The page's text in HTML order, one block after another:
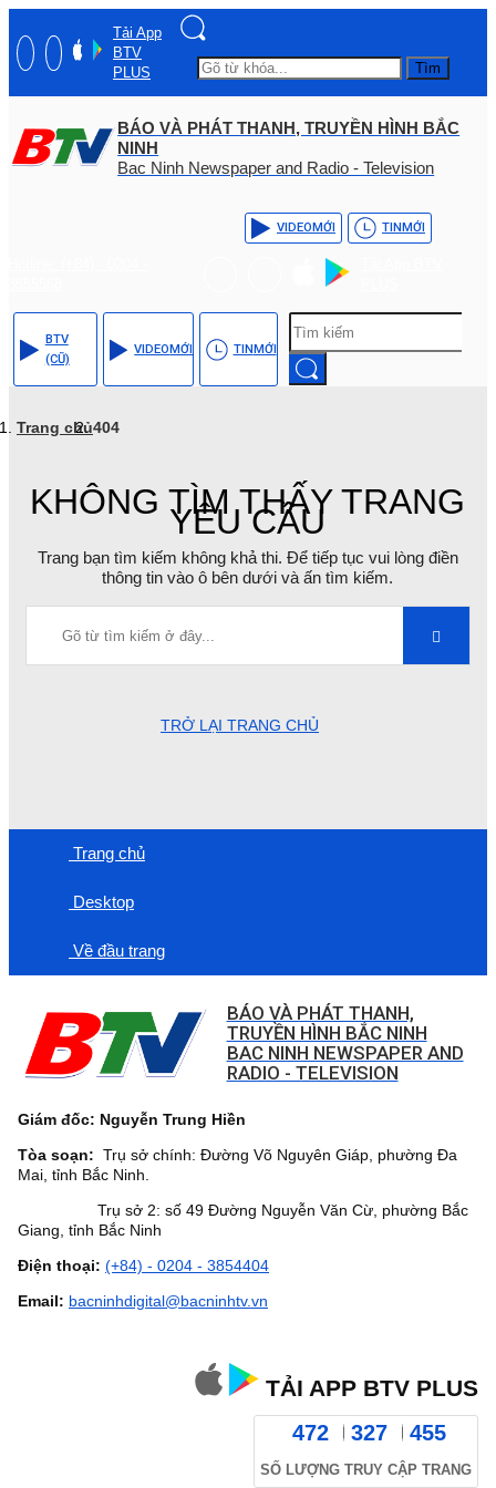
Tải App
BTV
PLUS
Tìm
BÁO VÀ PHÁT THANH, TRUYỀN HÌNH BẮC
NINH
Bac Ninh Newspaper and Radio - Television
VIDEOMỚI TINMỚI
BTV
(CŨ)
VIDEOMỚI TINMỚI
Trang chủ404
KHÔNG TÌM THẤY TRANG
YÊU CẦU
Trang bạn tìm kiếm không khả thi. Để tiếp tục vui lòng điền
thông tin vào ô bên dưới và ấn tìm kiếm.
TRỞ LẠI TRANG CHỦ
Trang chủ
Desktop
Về đầu trang
BÁO VÀ PHÁT THANH,
TRUYỀN HÌNH BẮC NINH
BAC NINH NEWSPAPER AND
RADIO - TELEVISION
Giám đốc: Nguyễn Trung Hiền
Tòa soạn: Trụ sở chính: Đường Võ Nguyên Giáp, phường Đa
Mai, tỉnh Bắc Ninh.
Trụ sở 2: số 49 Đường Nguyễn Văn Cừ, phường Bắc
Giang, tỉnh Bắc Ninh
Điện thoại: (+84) - 0204 - 3854404
Email: bacninhdigital@bacninhtv.vn
TẢI APP BTV PLUS
472 327 455
SỐ LƯỢNG TRUY CẬP TRANG